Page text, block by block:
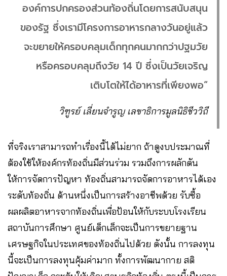
องค์การปกครองส่วนท้องถิ่นโดยการสนับสนุน
ของรัฐ ซึ่งเรามีโครงการอาหารกลางวันอยู่แล้ว
จะขยายให้ครอบคลุมเด็กทุกคนมากกว่าปฐมวัย
หรือครอบคลุมถึงวัย 14 ปี ซึ่งเป็นวัยเจริญ
เติบโตให้ได้อาหารที่เพียงพอ“
วิฑูรย์ เลี่ยนจำรูญ เลขาธิการมูลนิธิชีววิถี
ที่จริงเราสามารถทำเรื่องนี้ได้ไม่ยาก ถ้าดูงบประมาณที่
ต้องใช้ให้องค์กรท้องถิ่นมีส่วนร่วม รวมถึงการผลักดัน
ให้การจัดการปัญหา ท้องถิ่นสามารถจัดการอาหารได้เอง
ระดับท้องถิ่น ด้านหนึ่งเป็นการสร้างอาชีพด้วย รับซื้อ
ผลผลิตอาหารจากท้องถิ่นเพื่อป้อนให้กับระบบโรงเรียน
สถาบันการศึกษา ศูนย์เด็กเล็กจะเป็นการขยายฐาน
เศรษฐกิจในประเทศของท้องถิ่นไปด้วย ดังนั้น การลงทุน
นี้จะเป็นการลงทุนคุ้มค่ามาก ทั้งการพัฒนากาย สติ